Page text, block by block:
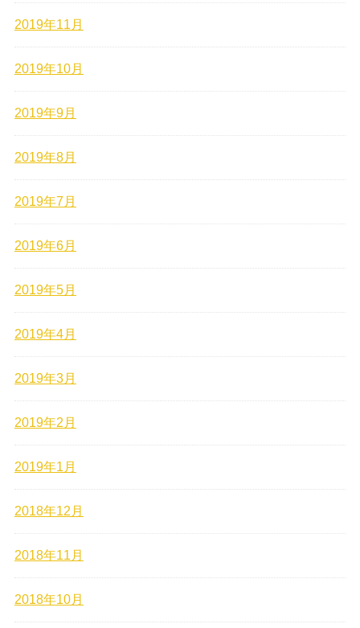
2019年11月
2019年10月
2019年9月
2019年8月
2019年7月
2019年6月
2019年5月
2019年4月
2019年3月
2019年2月
2019年1月
2018年12月
2018年11月
2018年10月